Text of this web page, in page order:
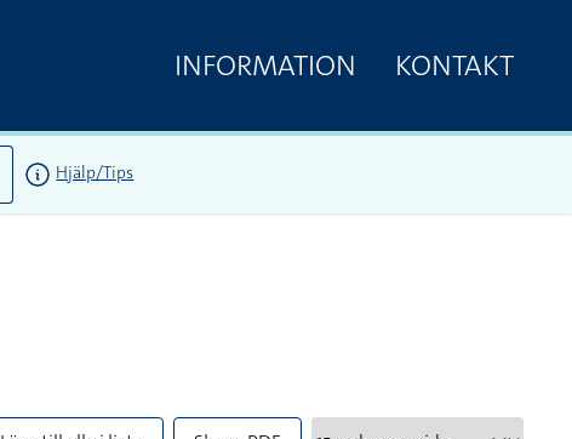
INFORMATION KONTAKT
Hjälp/Tips